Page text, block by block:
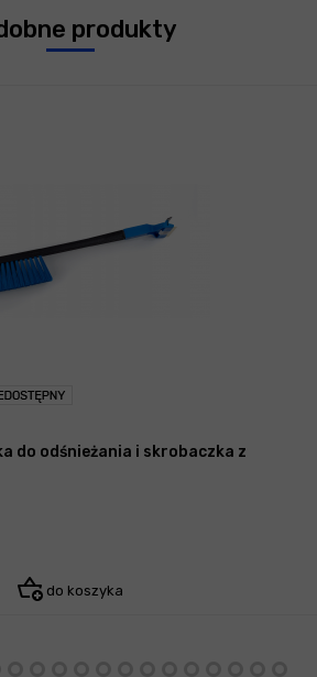
produkty
do odśnieżania i skrobaczka z
do koszyka